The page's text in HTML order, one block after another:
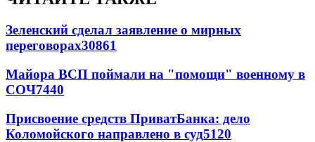
Зеленский сделал заявление о мирных
переговорах30861
Майора ВСП поймали на "помощи" военному в
СОЧ7440
Присвоение средств ПриватБанка: дело
Коломойского направлено в суд5120